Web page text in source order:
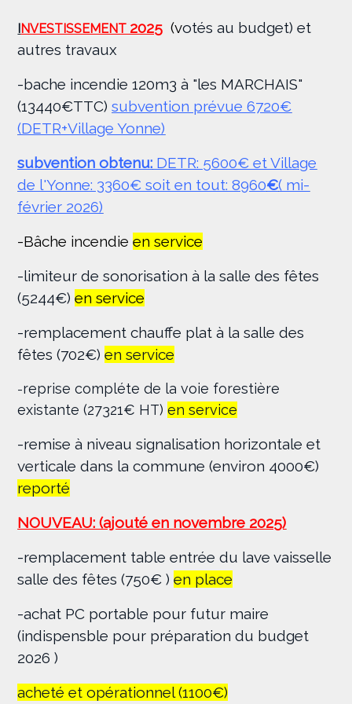
INVESTISSEMENT 2025 (votés au budget) et
autres travaux
-bache incendie 120m3 à "les MARCHAIS"
(13440€TTC)subvention prévue 6720€
(DETR+Village Yonne)
subvention obtenu: DETR: 5600€ et Village
de l'Yonne: 3360€ soit en tout: 8960€( mi-
février 2026)
-Bâche incendieen service
-limiteur de sonorisation à la salle des fêtes
(5244€)en service
-remplacement chauffe plat à la salle des
fêtes (702€)en service
-reprise compléte de la voie forestière
existante (27321€ HT)en service
-remise à niveau signalisation horizontale et
verticale dans la commune (environ 4000€)
reporté
NOUVEAU: (ajouté en novembre 2025)
-remplacement table entrée du lave vaisselle
salle des fêtes (750€ )en place
-achat PC portable pour futur maire
(indispensble pour préparation du budget
2026 )
acheté et opérationnel (1100€)